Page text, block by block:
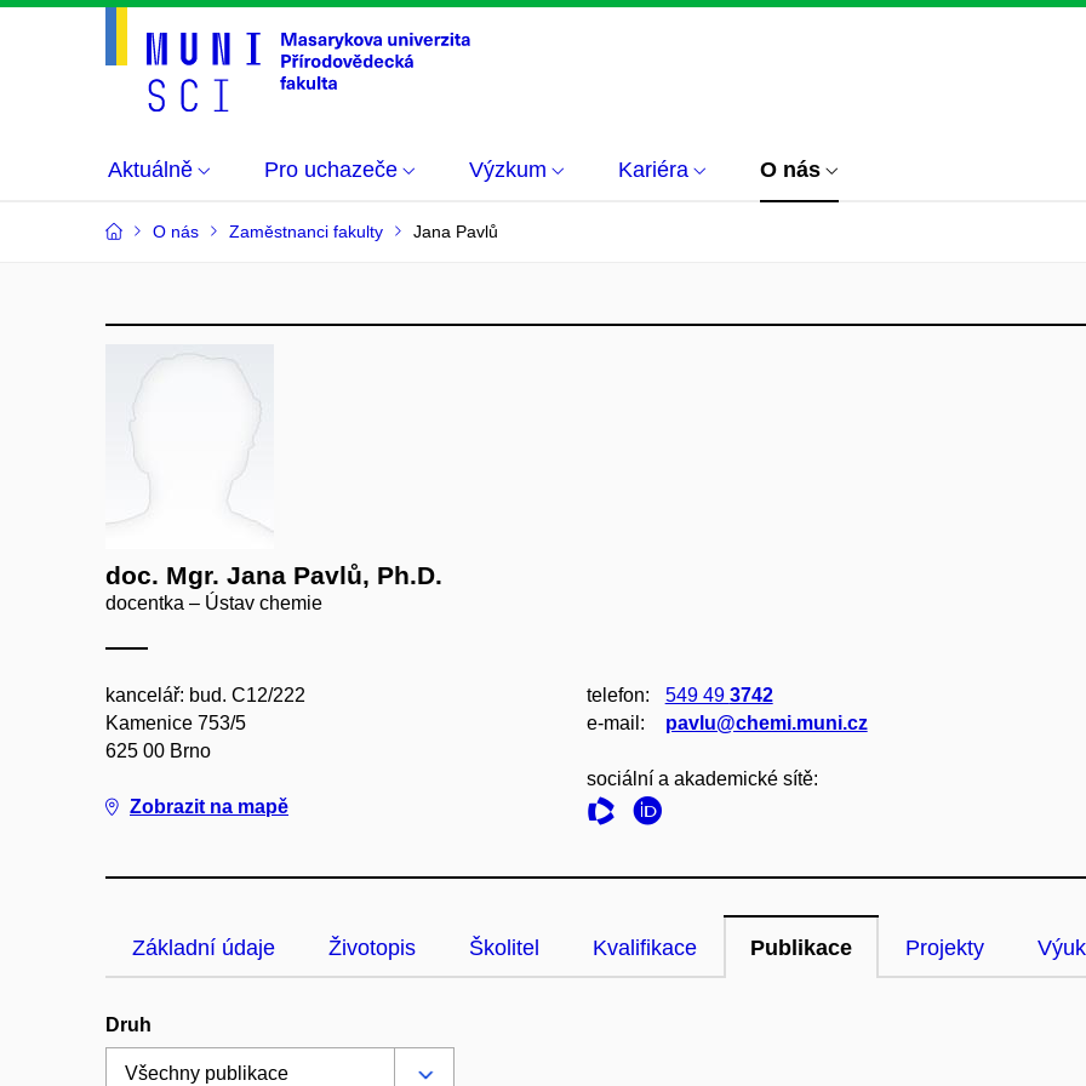
Aktuálně Pro uchazeče Výzkum Kariéra O nás
O nás Zaměstnanci fakulty Jana Pavlů
doc. Mgr. Jana Pavlů, Ph.D.
docentka – Ústav chemie
kancelář: bud. C12/222
Kamenice 753/5
625 00 Brno
Zobrazit na mapě
telefon: 549 49 3742
e‑mail:
pavlu@chemi.muni.cz
sociální a akademické sítě:
Základní údaje Životopis Školitel Kvalifikace Publikace Projekty
Druh